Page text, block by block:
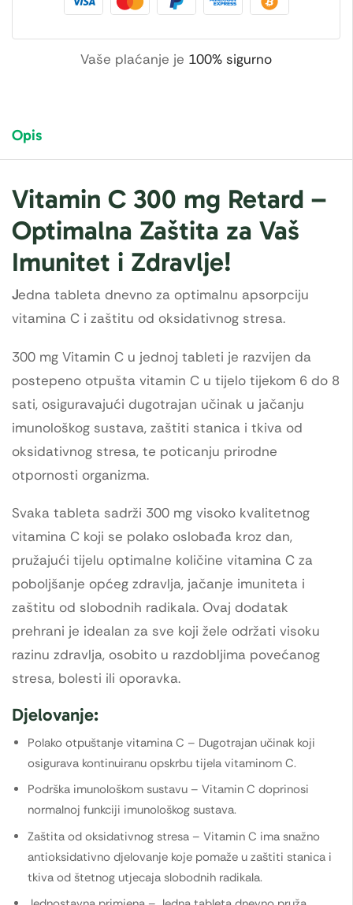
Vaše plaćanje je 100% sigurno
Opis
Vitamin C 300 mg Retard –
Optimalna Zaštita za Vaš
Imunitet i Zdravlje!
Jedna tableta dnevno za optimalnu apsorpciju
vitamina C i zaštitu od oksidativnog stresa.
300 mg Vitamin C u jednoj tableti je razvijen da
postepeno otpušta vitamin C u tijelo tijekom 6 do 8
sati, osiguravajući dugotrajan učinak u jačanju
imunološkog sustava, zaštiti stanica i tkiva od
oksidativnog stresa, te poticanju prirodne
otpornosti organizma.
Svaka tableta sadrži 300 mg visoko kvalitetnog
vitamina C koji se polako oslobađa kroz dan,
pružajući tijelu optimalne količine vitamina C za
poboljšanje općeg zdravlja, jačanje imuniteta i
zaštitu od slobodnih radikala. Ovaj dodatak
prehrani je idealan za sve koji žele održati visoku
razinu zdravlja, osobito u razdobljima povećanog
stresa, bolesti ili oporavka.
Djelovanje:
Polako otpuštanje vitamina C – Dugotrajan učinak koji
osigurava kontinuiranu opskrbu tijela vitaminom C.
Podrška imunološkom sustavu – Vitamin C doprinosi
normalnoj funkciji imunološkog sustava.
Zaštita od oksidativnog stresa – Vitamin C ima snažno
antioksidativno djelovanje koje pomaže u zaštiti stanica i
tkiva od štetnog utjecaja slobodnih radikala.